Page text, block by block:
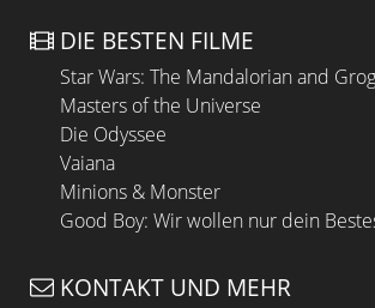
DIE BESTEN FILME
Star Wars: The Mandalorian and
Masters of the Universe
Die Odyssee
Vaiana
Minions & Monster
Good Boy: Wir wollen nur dein
KONTAKT UND MEHR